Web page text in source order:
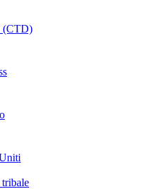
(CTD)
tribale